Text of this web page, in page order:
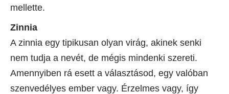
mellette.
Zinnia
A zinnia egy tipikusan olyan virág, akinek senki
nem tudja a nevét, de mégis mindenki szereti.
Amennyiben rá esett a választásod, egy valóban
szenvedélyes ember vagy. Érzelmes vagy, így